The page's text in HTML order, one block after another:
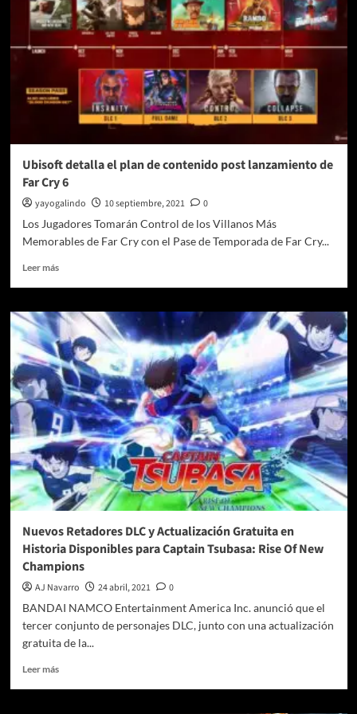
Ubisoft detalla el plan de contenido post lanzamiento de
Far Cry 6
yayogalindo 10 septiembre, 2021
0
Los Jugadores Tomarán Control de los Villanos Más
Memorables de Far Cry con el Pase de Temporada de Far Cry...
Leer másLeer
Ubisoft
detalla
el
plan
de
contenido
post
lanzamiento
de
Far
Cry
6
Nuevos Retadores DLC y Actualización Gratuita en
Historia Disponibles para Captain Tsubasa: Rise Of New
Champions
AJ Navarro 24 abril, 2021
0
BANDAI NAMCO Entertainment America Inc. anunció que el
tercer conjunto de personajes DLC, junto con una actualización
gratuita de la...
Leer másLeer